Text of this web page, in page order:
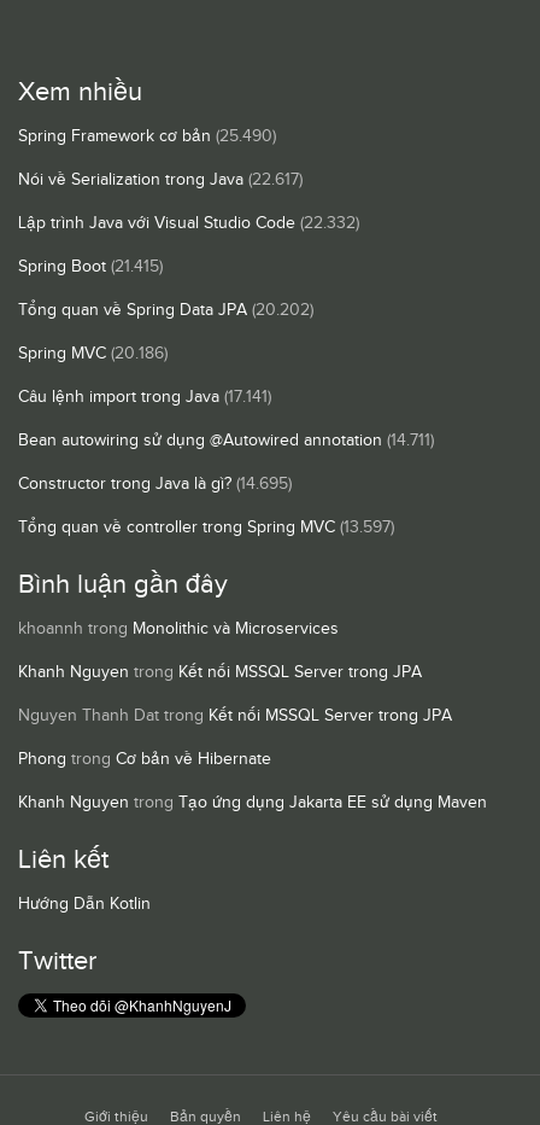
Xem nhiều
Spring Framework cơ bản (25.490)
Nói về Serialization trong Java (22.617)
Lập trình Java với Visual Studio Code (22.332)
Spring Boot (21.415)
Tổng quan về Spring Data JPA (20.202)
Spring MVC (20.186)
Câu lệnh import trong Java (17.141)
Bean autowiring sử dụng @Autowired annotation (14.711)
Constructor trong Java là gì? (14.695)
Tổng quan về controller trong Spring MVC (13.597)
Bình luận gần đây
khoannh trong Monolithic và Microservices
Khanh Nguyen trong Kết nối MSSQL Server trong JPA
Nguyen Thanh Dat trong Kết nối MSSQL Server trong JPA
Phong trong Cơ bản về Hibernate
Khanh Nguyen trong Tạo ứng dụng Jakarta EE sử dụng Maven
Liên kết
Hướng Dẫn Kotlin
Twitter
Giới thiệu Bản quyền Liên hệ Yêu cầu bài viết